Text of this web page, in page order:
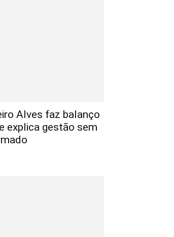
Alves faz balanço
explica gestão sem